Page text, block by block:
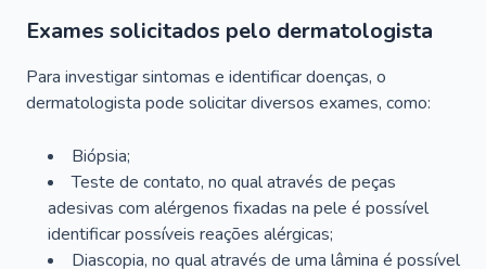
Exames solicitados pelo dermatologista
Para investigar sintomas e identificar doenças, o
dermatologista pode solicitar diversos exames, como:
Biópsia;
Teste de contato, no qual através de peças
adesivas com alérgenos fixadas na pele é possível
identificar possíveis reações alérgicas;
Diascopia, no qual através de uma lâmina é possível